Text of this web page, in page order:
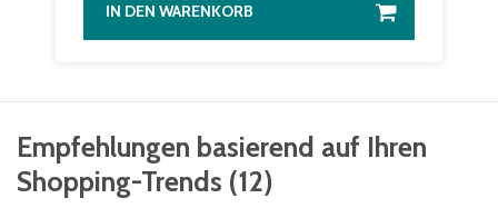
IN DEN WARENKORB
Empfehlungen basierend auf Ihren
Shopping-Trends (12)